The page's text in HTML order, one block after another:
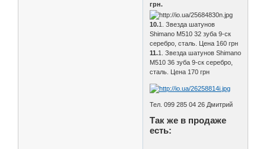
грн.
10.1. Звезда шатунов
Shimano M510 32 зуба 9-ск
серебро, сталь. Цена 160 грн
11.1. Звезда шатунов Shimano
M510 36 зуба 9-ск серебро,
сталь. Цена 170 грн
Тел. 099 285 04 26 Дмитрий
Так же в продаже
есть: